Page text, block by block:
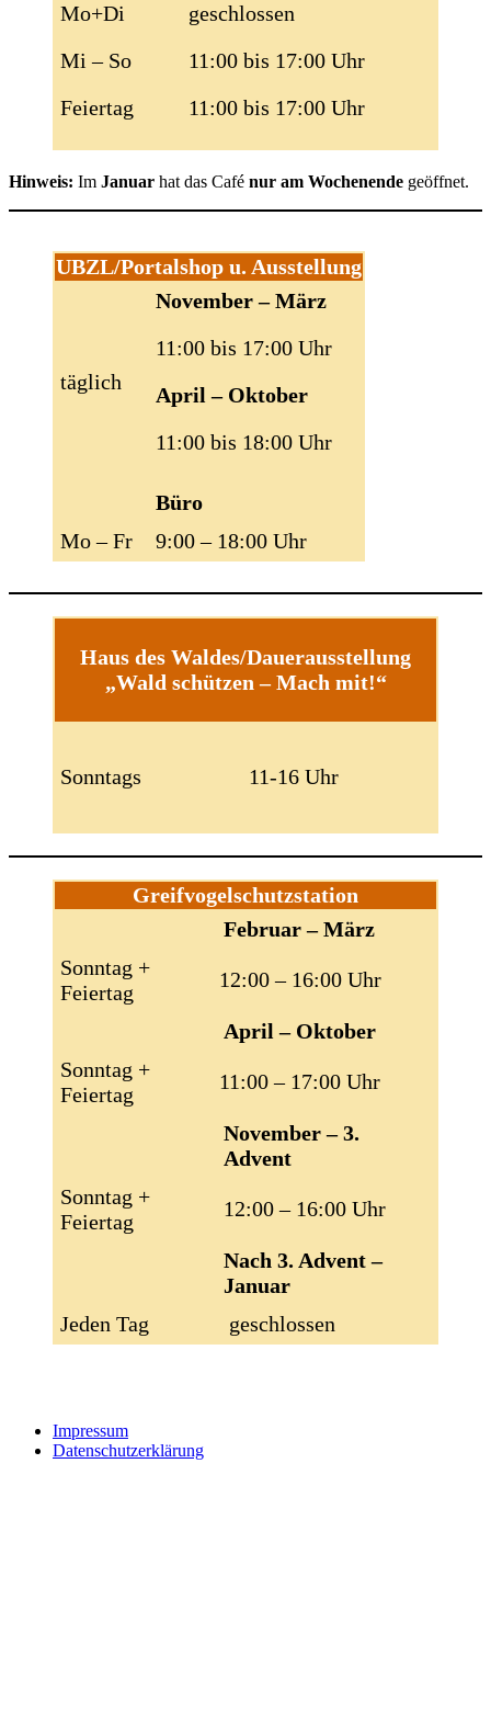
Mo+Di
Mi – So
Feiertag
geschlossen
11:00 bis 17:00 Uhr
11:00 bis 17:00 Uhr
Hinweis: Im Januar hat das Café nur am Wochenende geöffnet.
UBZL/Portalshop u. Ausstellung
täglich
November – März
11:00 bis 17:00 Uhr
April – Oktober
11:00 bis 18:00 Uhr
Büro
Mo – Fr
9:00 – 18:00 Uhr
Haus des Waldes/Dauerausstellung
„Wald schützen – Mach mit!“
Sonntags 11-16 Uhr
Greifvogelschutzstation
Februar – März
Sonntag +
Feiertag
12:00 – 16:00 Uhr
April – Oktober
Sonntag +
Feiertag
11:00 – 17:00 Uhr
November – 3.
Advent
Sonntag +
Feiertag
12:00 – 16:00 Uhr
Nach 3. Advent –
Januar
Jeden Tag
geschlossen
Impressum
Datenschutzerklärung